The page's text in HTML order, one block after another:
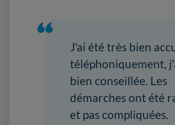
J'ai été très bien
téléphoniquement,
bien conseillée. Les
démarches ont été
et pas compliquées.